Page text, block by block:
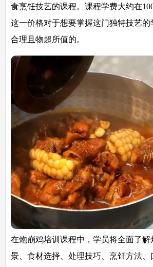
食烹饪技艺的课程。课程学费大约在
这一价格对于想要掌握这门独特技艺的
合理且物超所值的。
在炮崩鸡培训课程中，学员将全面了
景、食材选择、处理技巧、烹饪方法